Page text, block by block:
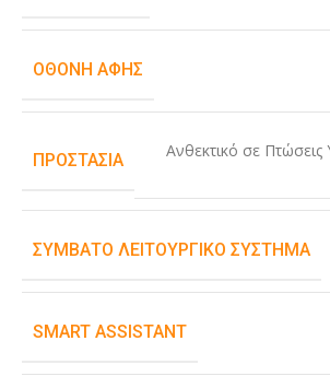
ΟΘΌΝΗ ΑΦΉΣ
ΠΡΟΣΤΑΣΊΑ Ανθεκτικό σε
ΣΥΜΒΑΤΌ ΛΕΙΤΟΥΡΓΙΚΌ ΣΎΣΤΗΜΑ
SMART ASSISTANT